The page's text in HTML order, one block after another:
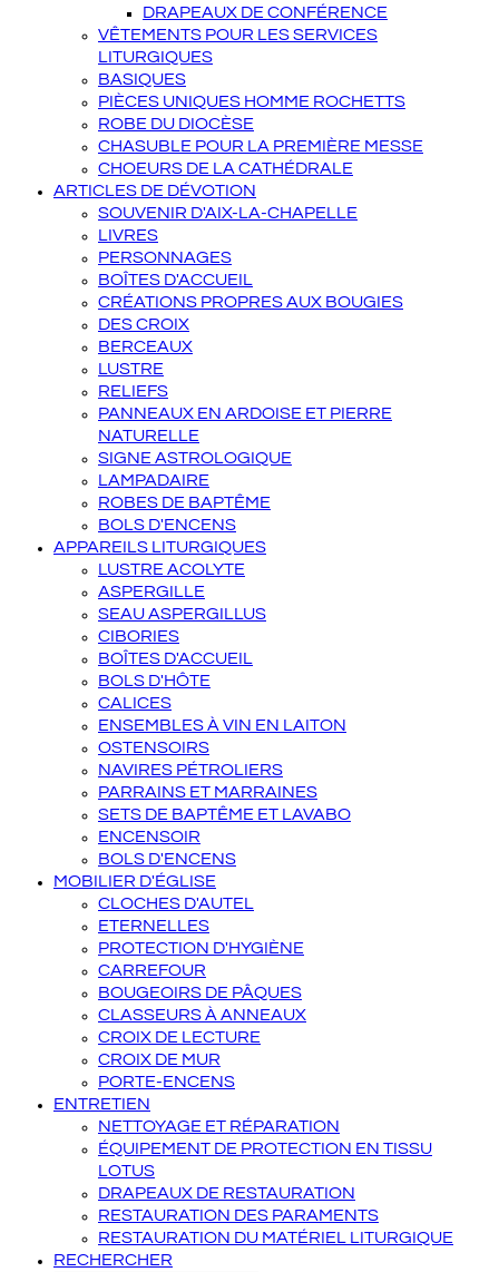
DRAPEAUX DE CONFÉRENCE
VÊTEMENTS POUR LES SERVICES
LITURGIQUES
BASIQUES
PIÈCES UNIQUES HOMME ROCHETTS
ROBE DU DIOCÈSE
CHASUBLE POUR LA PREMIÈRE MESSE
CHOEURS DE LA CATHÉDRALE
ARTICLES DE DÉVOTION
SOUVENIR D'AIX-LA-CHAPELLE
LIVRES
PERSONNAGES
BOÎTES D'ACCUEIL
CRÉATIONS PROPRES AUX BOUGIES
DES CROIX
BERCEAUX
LUSTRE
RELIEFS
PANNEAUX EN ARDOISE ET PIERRE
NATURELLE
SIGNE ASTROLOGIQUE
LAMPADAIRE
ROBES DE BAPTÊME
BOLS D'ENCENS
APPAREILS LITURGIQUES
LUSTRE ACOLYTE
ASPERGILLE
SEAU ASPERGILLUS
CIBORIES
BOÎTES D'ACCUEIL
BOLS D'HÔTE
CALICES
ENSEMBLES À VIN EN LAITON
OSTENSOIRS
NAVIRES PÉTROLIERS
PARRAINS ET MARRAINES
SETS DE BAPTÊME ET LAVABO
ENCENSOIR
BOLS D'ENCENS
MOBILIER D'ÉGLISE
CLOCHES D'AUTEL
ETERNELLES
PROTECTION D'HYGIÈNE
CARREFOUR
BOUGEOIRS DE PÂQUES
CLASSEURS À ANNEAUX
CROIX DE LECTURE
CROIX DE MUR
PORTE-ENCENS
ENTRETIEN
NETTOYAGE ET RÉPARATION
ÉQUIPEMENT DE PROTECTION EN TISSU
LOTUS
DRAPEAUX DE RESTAURATION
RESTAURATION DES PARAMENTS
RESTAURATION DU MATÉRIEL LITURGIQUE
RECHERCHER